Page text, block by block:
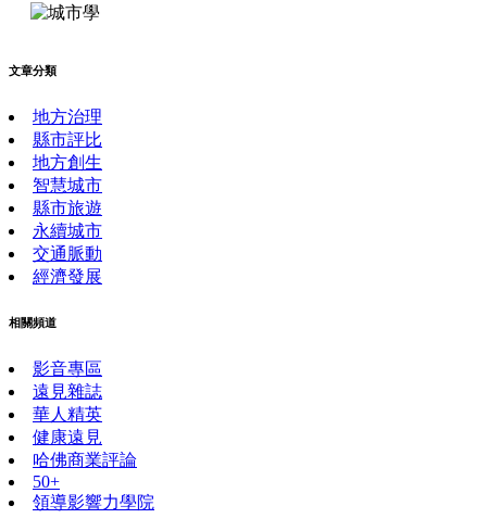
文章分類
地方治理
縣市評比
地方創生
智慧城市
縣市旅遊
永續城市
交通脈動
經濟發展
相關頻道
影音專區
遠見雜誌
華人精英
健康遠見
哈佛商業評論
50+
領導影響力學院